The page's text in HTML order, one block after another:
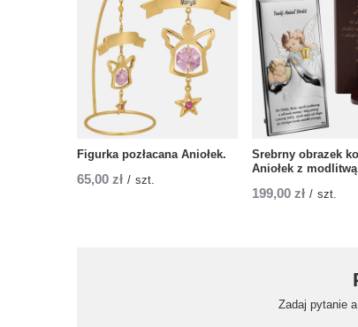
Figurka pozłacana Aniołek.
65,00 zł / szt.
Srebrny obrazek
Aniołek z modlitwą
199,00 zł / szt.
Zadaj pytanie